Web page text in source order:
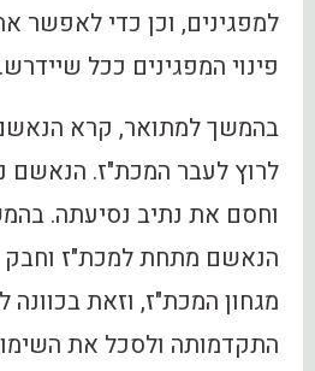
למפגינים, וכן כדי לאפשר
פינוי המפגינים ככל שיידרש.
בהמשך למתואר, קרא
לרוץ לעבר המכת"ז. הנאשם
וחסם את נתיב נסיעתה.
הנאשם מתחת למכת"ז וחבק
מגחון המכת"ז, וזאת
התקדמותה ולסכל את